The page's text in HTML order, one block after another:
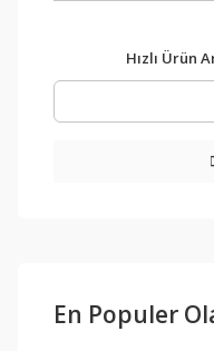
Hızlı Ürün
En Populer